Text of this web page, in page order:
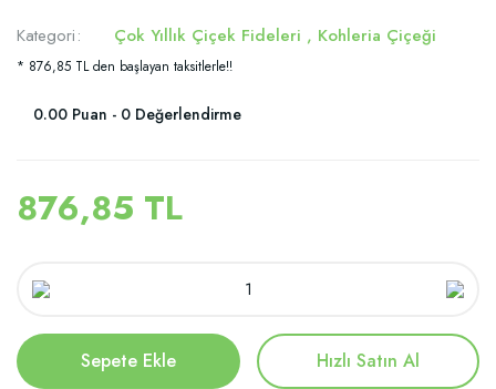
Kategori Çok Yıllık Çiçek Fideleri , Kohleria Çiçeği
* 876,85 TL den başlayan taksitlerle!!
0.00 Puan - 0 Değerlendirme
876,85 TL
Sepete Ekle Hızlı Satın Al